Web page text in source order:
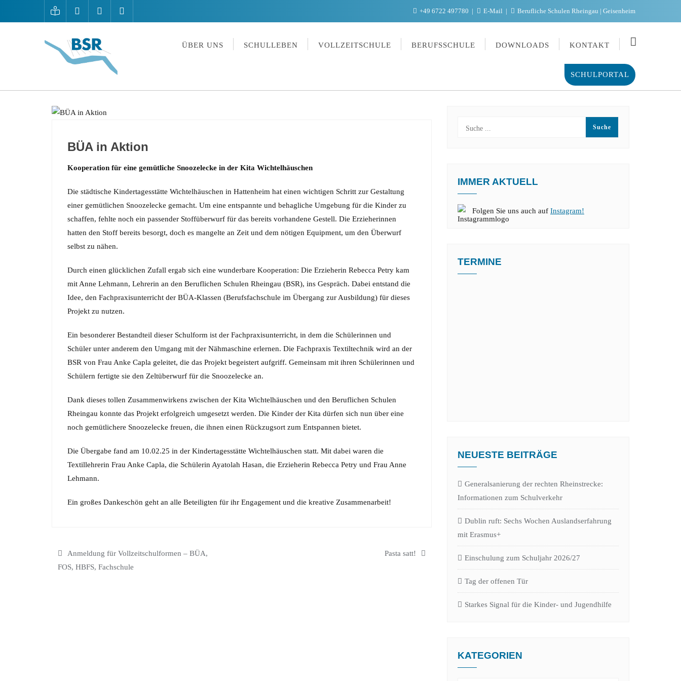
+49 6722 497780 E-Mail Berufliche Schulen Rheingau | Geisenheim
ÜBER UNS SCHULLEBEN VOLLZEITSCHULE BERUFSSCHULE DOWNLOADS KONTAKT
SCHULPORTAL
BÜA in Aktion
Kooperation für eine gemütliche Snoozelecke in der Kita Wichtelhäuschen
Die städtische Kindertagesstätte Wichtelhäuschen in Hattenheim hat einen wichtigen Schritt zur Gestaltung
einer gemütlichen Snoozelecke gemacht. Um eine entspannte und behagliche Umgebung für die Kinder zu
schaffen, fehlte noch ein passender Stoffüberwurf für das bereits vorhandene Gestell. Die Erzieherinnen
hatten den Stoff bereits besorgt, doch es mangelte an Zeit und dem nötigen Equipment, um den Überwurf
selbst zu nähen.
Durch einen glücklichen Zufall ergab sich eine wunderbare Kooperation: Die Erzieherin Rebecca Petry kam
mit Anne Lehmann, Lehrerin an den Beruflichen Schulen Rheingau (BSR), ins Gespräch. Dabei entstand die
Idee, den Fachpraxisunterricht der BÜA-Klassen (Berufsfachschule im Übergang zur Ausbildung) für dieses
Projekt zu nutzen.
Ein besonderer Bestandteil dieser Schulform ist der Fachpraxisunterricht, in dem die Schülerinnen und
Schüler unter anderem den Umgang mit der Nähmaschine erlernen. Die Fachpraxis Textiltechnik wird an der
BSR von Frau Anke Capla geleitet, die das Projekt begeistert aufgriff. Gemeinsam mit ihren Schülerinnen und
Schülern fertigte sie den Zeltüberwurf für die Snoozelecke an.
Dank dieses tollen Zusammenwirkens zwischen der Kita Wichtelhäuschen und den Beruflichen Schulen
Rheingau konnte das Projekt erfolgreich umgesetzt werden. Die Kinder der Kita dürfen sich nun über eine
noch gemütlichere Snoozelecke freuen, die ihnen einen Rückzugsort zum Entspannen bietet.
Die Übergabe fand am 10.02.25 in der Kindertagesstätte Wichtelhäuschen statt. Mit dabei waren die
Textillehrerin Frau Anke Capla, die Schülerin Ayatolah Hasan, die Erzieherin Rebecca Petry und Frau Anne
Lehmann.
Ein großes Dankeschön geht an alle Beteiligten für ihr Engagement und die kreative Zusammenarbeit!
Anmeldung für Vollzeitschulformen – BÜA,
FOS, HBFS, Fachschule
Pasta satt!
IMMER AKTUELL
Folgen Sie uns auch auf Instagram!
TERMINE
NEUESTE BEITRÄGE
Generalsanierung der rechten Rheinstrecke:
Informationen zum Schulverkehr
Dublin ruft: Sechs Wochen Auslandserfahrung
mit Erasmus+
Einschulung zum Schuljahr 2026/27
Tag der offenen Tür
Starkes Signal für die Kinder- und Jugendhilfe
KATEGORIEN